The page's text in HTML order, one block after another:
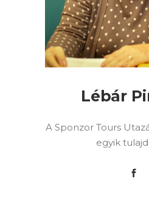
Lébár
A Sponzor Tours
egyik